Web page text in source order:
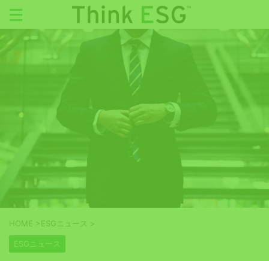
HOME >ESGニュース >
ESGニュース